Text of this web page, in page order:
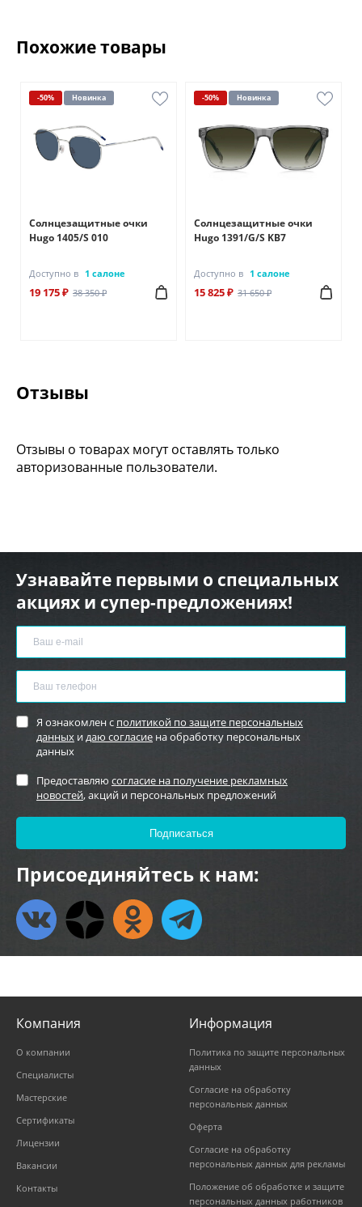
Похожие товары
-50% Новинка
Солнцезащитные очки
Hugo 1405/S 010
Доступно в 1 салоне
19 175 ₽ 38 350 ₽
-50% Новинка
Солнцезащитные очки
Hugo 1391/G/S KB7
Доступно в 1 салоне
15 825 ₽ 31 650 ₽
Отзывы
Отзывы о товарах могут оставлять только
авторизованные пользователи.
Узнавайте первыми о специальных
акциях и супер-предложениях!
Я ознакомлен с политикой по защите персональных
данных и даю согласие на обработку персональных
данных
Предоставляю согласие на получение рекламных
новостей, акций и персональных предложений
Присоединяйтесь к нам:
Компания
О компании
Специалисты
Мастерские
Сертификаты
Лицензии
Вакансии
Контакты
Информация
Политика по защите персональных
данных
Согласие на обработку
персональных данных
Оферта
Согласие на обработку
персональных данных для рекламы
Положение об обработке и защите
персональных данных работников